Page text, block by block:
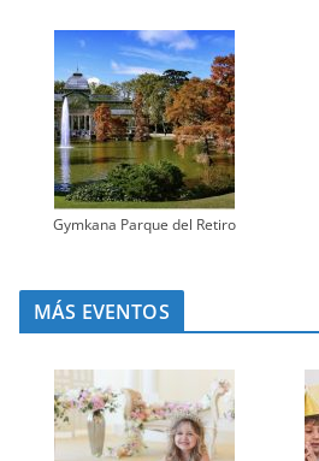
Gymkana Parque del Retiro
MÁS EVENTOS